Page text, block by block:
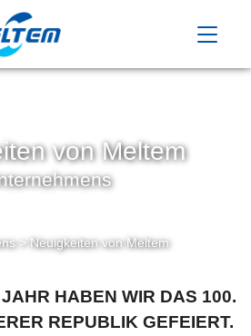
von Meltem
> Neuigkeiten von Meltem
HABEN WIR DAS 100.
REPUBLIK GEFEIERT.